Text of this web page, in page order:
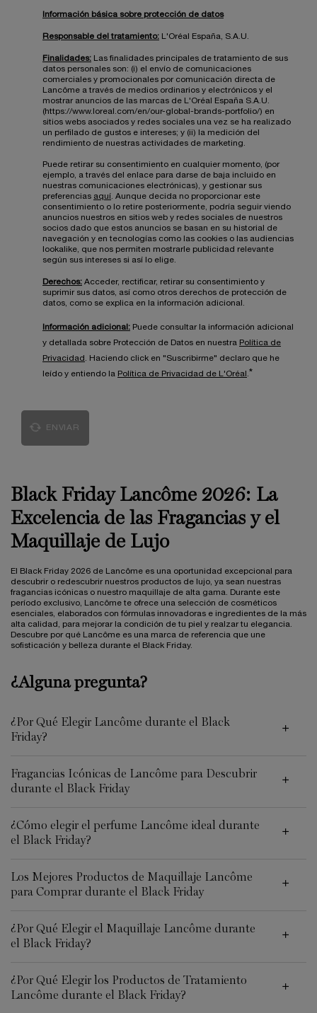
Información básica sobre protección de datos
Responsable del tratamiento: L'Oréal España, S.A.U.
Finalidades: Las finalidades principales de tratamiento de sus
datos personales son: (i) el envío de comunicaciones
comerciales y promocionales por comunicación directa de
Lancôme a través de medios ordinarios y electrónicos y el
mostrar anuncios de las marcas de L'Oréal España S.A.U.
(https://www.loreal.com/en/our-global-brands-portfolio/) en
sitios webs asociados y redes sociales una vez se ha realizado
un perfilado de gustos e intereses; y (ii) la medición del
rendimiento de nuestras actividades de marketing.
Puede retirar su consentimiento en cualquier momento, (por
ejemplo, a través del enlace para darse de baja incluido en
nuestras comunicaciones electrónicas), y gestionar sus
preferencias aquí . Aunque decida no proporcionar este
consentimiento o lo retire posteriormente, podría seguir viendo
anuncios nuestros en sitios web y redes sociales de nuestros
socios dado que estos anuncios se basan en su historial de
navegación y en tecnologías como las cookies o las audiencias
lookalike, que nos permiten mostrarle publicidad relevante
según sus intereses si así lo elige.
Derechos: Acceder, rectificar, retirar su consentimiento y
suprimir sus datos, así como otros derechos de protección de
datos, como se explica en la información adicional.
Información adicional: Puede consultar la información adicional
y detallada sobre Protección de Datos en nuestra Política de
Privacidad
. Haciendo click en "Suscribirme" declaro que he
leído y entiendo la Política de Privacidad de L'Oréal *
ENVIAR
Black Friday Lancôme 2026: La
Excelencia de las Fragancias y el
Maquillaje de Lujo
El Black Friday 2026 de Lancôme es una oportunidad excepcional para
descubrir o redescubrir nuestros productos de lujo, ya sean nuestras
fragancias icónicas o nuestro maquillaje de alta gama. Durante este
período exclusivo, Lancôme te ofrece una selección de cosméticos
esenciales, elaborados con fórmulas innovadoras e ingredientes de la más
alta calidad, para mejorar la condición de tu piel y realzar tu elegancia.
Descubre por qué Lancôme es una marca de referencia que une
sofisticación y belleza durante el Black Friday.
¿Alguna pregunta?
¿Por Qué Elegir Lancôme durante el Black
Friday?
Fragancias Icónicas de Lancôme para Descubrir
durante el Black Friday
¿Cómo elegir el perfume Lancôme ideal durante
el Black Friday?
Los Mejores Productos de Maquillaje Lancôme
para Comprar durante el Black Friday
¿Por Qué Elegir el Maquillaje Lancôme durante
el Black Friday?
¿Por Qué Elegir los Productos de Tratamiento
Lancôme durante el Black Friday?